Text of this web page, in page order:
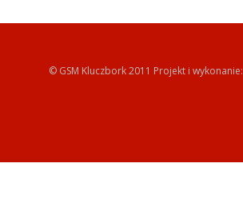
© GSM Kluczbork 2011 Projekt i wykonanie: